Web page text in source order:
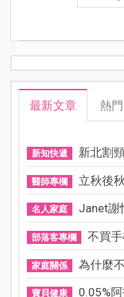
最新文章 熱
新知快遞 新北割
醫師專欄 立秋後
名人家庭 Janet謝
部落客專欄 不買
家庭關係 為什麼
寶貝健康 0.05%